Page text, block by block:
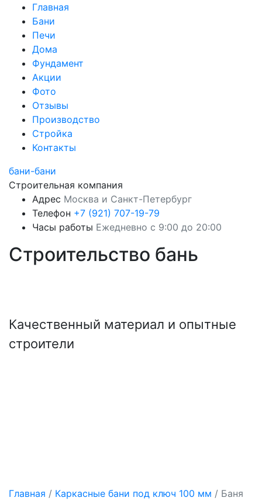
Главная
Бани
Печи
Дома
Фундамент
Акции
Фото
Отзывы
Производство
Стройка
Контакты
бани-бани
Строительная компания
Адрес Москва и Санкт-Петербург
Телефон +7 (921) 707-19-79
Часы работы Ежедневно с 9:00 до 20:00
Строительство бань
Качественный материал и опытные
строители
Главная / Каркасные бани под ключ 100 мм / Баня